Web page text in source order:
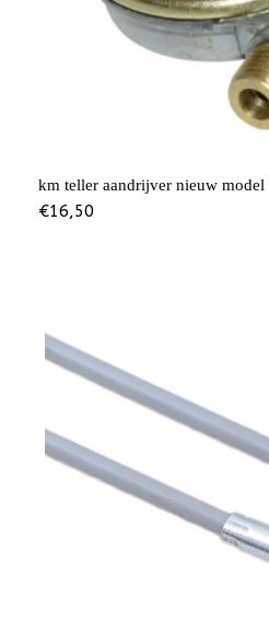
km teller aandrijver nieuw model
€16,50